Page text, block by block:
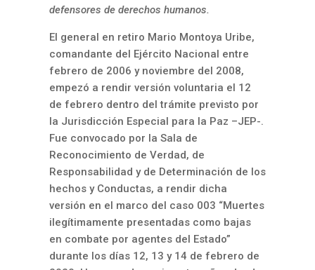
defensores de derechos humanos.
El general en retiro Mario Montoya Uribe,
comandante del Ejército Nacional entre
febrero de 2006 y noviembre del 2008,
empezó a rendir versión voluntaria el 12
de febrero dentro del trámite previsto por
la Jurisdicción Especial para la Paz –JEP-.
Fue convocado por la Sala de
Reconocimiento de Verdad, de
Responsabilidad y de Determinación de los
hechos y Conductas, a rendir dicha
versión en el marco del caso 003 “Muertes
ilegítimamente presentadas como bajas
en combate por agentes del Estado”
durante los días 12, 13 y 14 de febrero de